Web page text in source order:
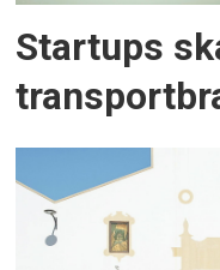
Startups